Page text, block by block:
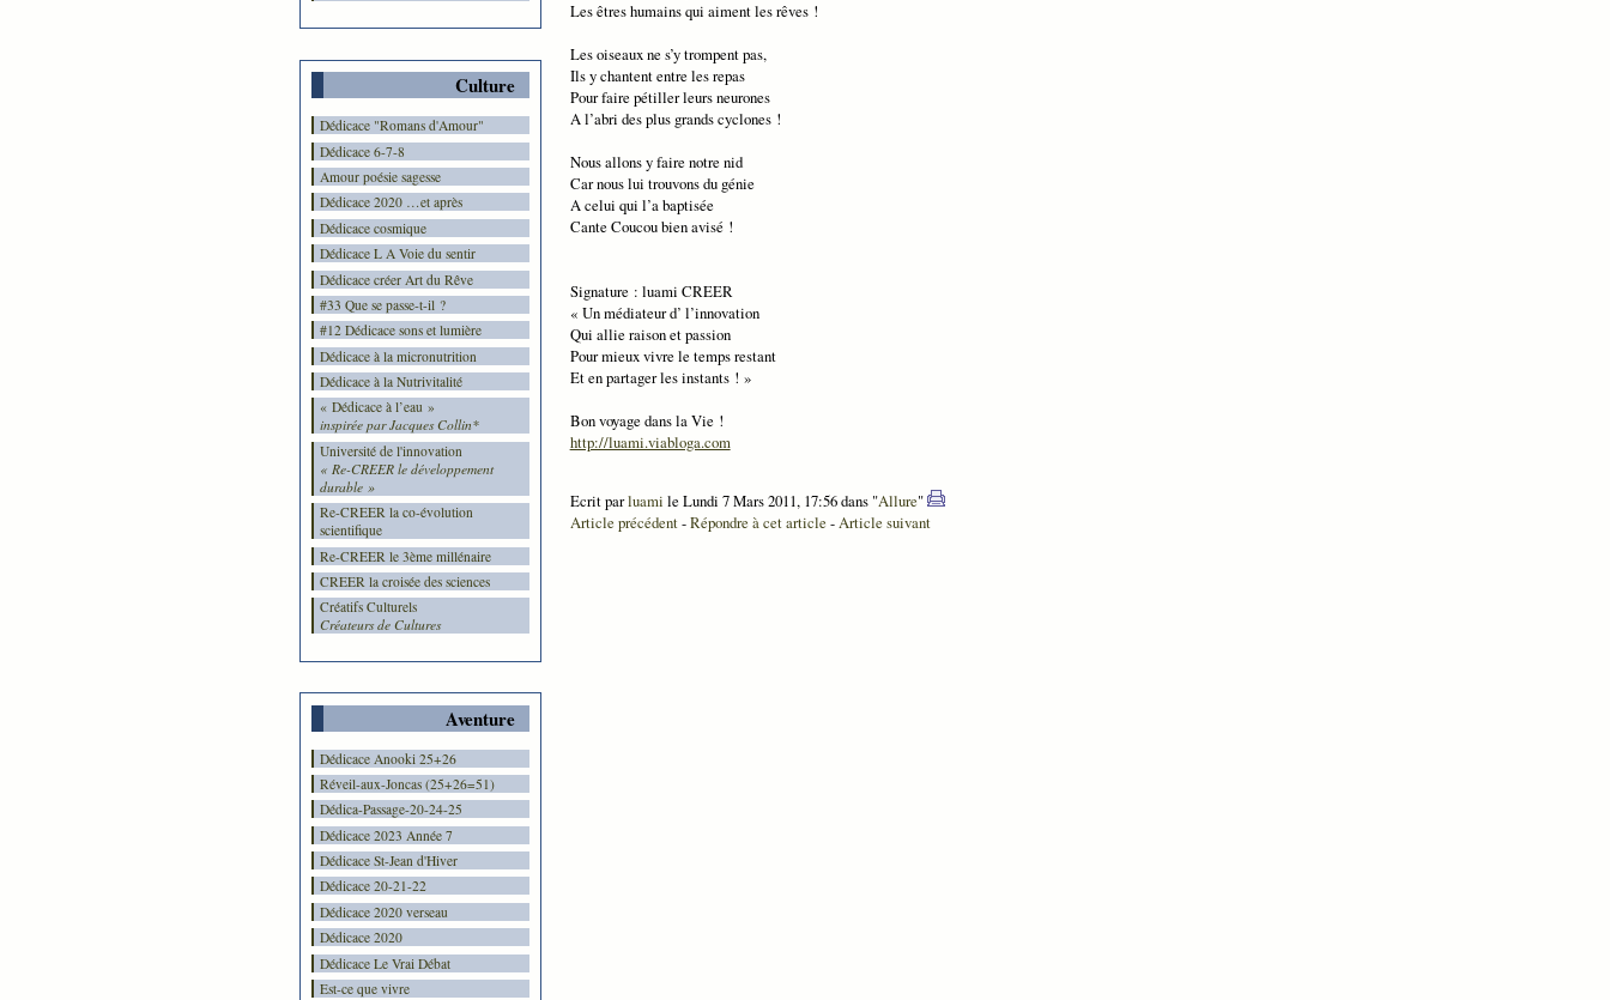
Culture
Dédicace "Romans d'Amour"
Dédicace 6-7-8
Amour poésie sagesse
Dédicace 2020 …et après
Dédicace cosmique
Dédicace L A Voie du sentir
Dédicace créer Art du Rêve
#33 Que se passe-t-il ?
#12 Dédicace sons et lumière
Dédicace à la micronutrition
Dédicace à la Nutrivitalité
« Dédicace à l’eau »
inspirée par Jacques Collin*
Université de l'innovation
« Re-CREER le développement
durable »
Re-CREER la co-évolution
scientifique
Re-CREER le 3ème millénaire
CREER la croisée des sciences
Créatifs Culturels
Créateurs de Cultures
Aventure
Dédicace Anooki 25+26
Réveil-aux-Joncas (25+26=51)
Dédica-Passage-20-24-25
Dédicace 2023 Année 7
Dédicace St-Jean d'Hiver
Dédicace 20-21-22
Dédicace 2020 verseau
Dédicace 2020
Dédicace Le Vrai Débat
Est-ce que vivre
Les êtres humains qui aiment les rêves !
Les oiseaux ne s’y trompent pas,
Ils y chantent entre les repas
Pour faire pétiller leurs neurones
A l’abri des plus grands cyclones !
Nous allons y faire notre nid
Car nous lui trouvons du génie
A celui qui l’a baptisée
Cante Coucou bien avisé !
Signature : luami CREER
« Un médiateur d’ l’innovation
Qui allie raison et passion
Pour mieux vivre le temps restant
Et en partager les instants ! »
Bon voyage dans la Vie !
http://luami.viabloga.com
Ecrit parluami le Lundi 7 Mars 2011, 17:56 dans "Allure"
Article précédent-Répondre à cet article -Article suivant